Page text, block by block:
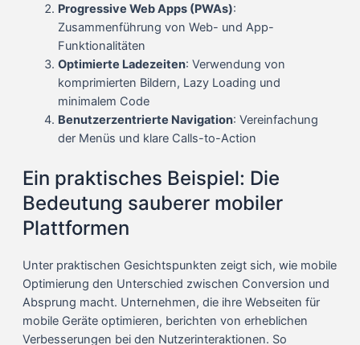
Progressive Web Apps (PWAs):
Zusammenführung von Web- und App-
Funktionalitäten
Optimierte Ladezeiten: Verwendung von
komprimierten Bildern, Lazy Loading und
minimalem Code
Benutzerzentrierte Navigation: Vereinfachung
der Menüs und klare Calls-to-Action
Ein praktisches Beispiel: Die
Bedeutung sauberer mobiler
Plattformen
Unter praktischen Gesichtspunkten zeigt sich, wie mobile
Optimierung den Unterschied zwischen Conversion und
Absprung macht. Unternehmen, die ihre Webseiten für
mobile Geräte optimieren, berichten von erheblichen
Verbesserungen bei den Nutzerinteraktionen. So